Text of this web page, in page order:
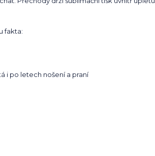
fakta:
i po letech nošení a praní